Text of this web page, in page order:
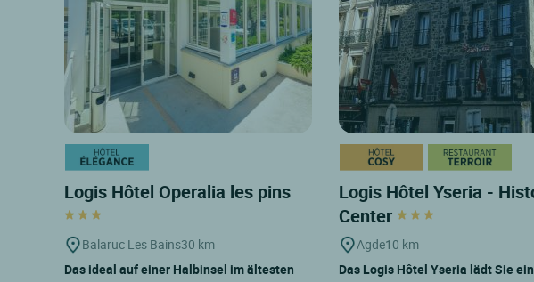
Logis Hôtel Operalia les pins
Balaruc Les Bains30 km
Das ideal auf einer Halbinsel im ältesten
Logis Hôtel Yseria -
Center
Agde10 km
Das Logis Hôtel Yseria lädt Sie